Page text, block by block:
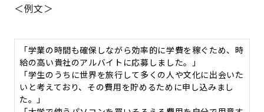
＜例文＞
「学業の時間も確保しながら効率的に学費を稼ぐため、時
給の高い貴社のアルバイトに応募しました。」
「学生のうちに世界を旅行して多くの人や文化に出会いた
いと考えており、その費用を貯めるために申し込みまし
た。」